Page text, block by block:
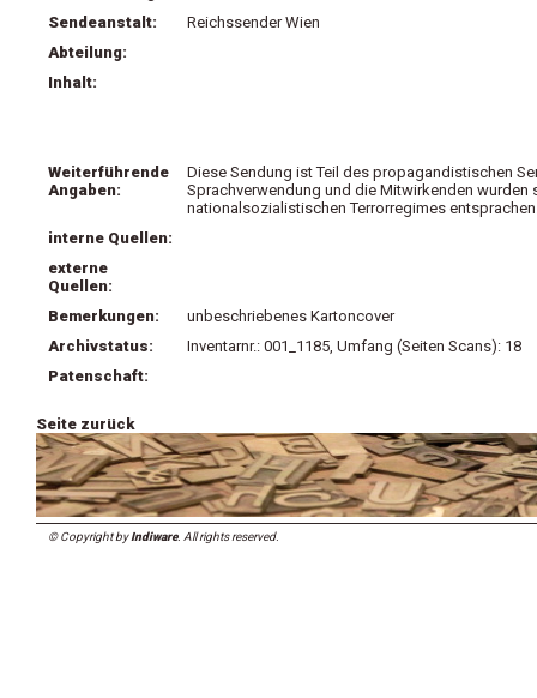
Sendeanstalt:
Reichssender Wien
Abteilung:
Inhalt:
Weiterführende
Angaben:
Diese Sendung ist Teil des propagandistischen
Sprachverwendung und die Mitwirkenden
nationalsozialistischen Terrorregimes
interne Quellen:
externe
Quellen:
Bemerkungen:
unbeschriebenes Kartoncover
Archivstatus:
Inventarnr.: 001_1185, Umfang (Seiten Scans): 18
Patenschaft:
Seite zurück
© Copyright byIndiware. All rights reserved.